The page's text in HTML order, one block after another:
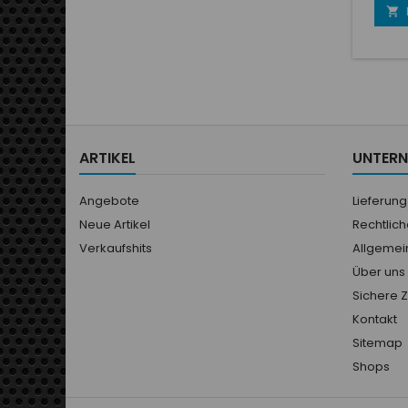

ARTIKEL
Angebote
Neue Artikel
Verkaufshits
Lieferung
Über uns
Sichere
Kontakt
Sitemap
Shops